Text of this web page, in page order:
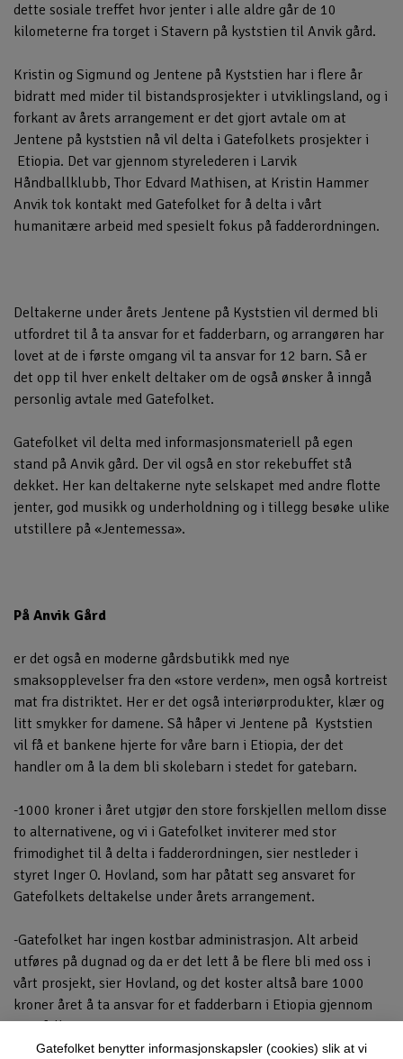
dette sosiale treffet hvor jenter i alle aldre går de 10
kilometerne fra torget i Stavern på kyststien til Anvik gård.
Kristin og Sigmund og Jentene på Kyststien har i flere år
bidratt med mider til bistandsprosjekter i utviklingsland, og i
forkant av årets arrangement er det gjort avtale om at
Jentene på kyststien nå vil delta i Gatefolkets prosjekter i
Etiopia. Det var gjennom styrelederen i Larvik
Håndballklubb, Thor Edvard Mathisen, at Kristin Hammer
Anvik tok kontakt med Gatefolket for å delta i vårt
humanitære arbeid med spesielt fokus på fadderordningen.
Deltakerne under årets Jentene på Kyststien vil dermed bli
utfordret til å ta ansvar for et fadderbarn, og arrangøren har
lovet at de i første omgang vil ta ansvar for 12 barn. Så er
det opp til hver enkelt deltaker om de også ønsker å inngå
personlig avtale med Gatefolket.
Gatefolket vil delta med informasjonsmateriell på egen
stand på Anvik gård. Der vil også en stor rekebuffet stå
dekket. Her kan deltakerne nyte selskapet med andre flotte
jenter, god musikk og underholdning og i tillegg besøke ulike
utstillere på «Jentemessa».
På Anvik Gård
er det også en moderne gårdsbutikk med nye
smaksopplevelser fra den «store verden», men også kortreist
mat fra distriktet. Her er det også interiørprodukter, klær og
litt smykker for damene. Så håper vi Jentene på Kyststien
vil få et bankene hjerte for våre barn i Etiopia, der det
handler om å la dem bli skolebarn i stedet for gatebarn.
-1000 kroner i året utgjør den store forskjellen mellom disse
to alternativene, og vi i Gatefolket inviterer med stor
frimodighet til å delta i fadderordningen, sier nestleder i
styret Inger O. Hovland, som har påtatt seg ansvaret for
Gatefolkets deltakelse under årets arrangement.
-Gatefolket har ingen kostbar administrasjon. Alt arbeid
utføres på dugnad og da er det lett å be flere bli med oss i
vårt prosjekt, sier Hovland, og det koster altså bare 1000
kroner året å ta ansvar for et fadderbarn i Etiopia gjennom
Gatefolket.no
Gatefolket benytter informasjonskapsler (cookies) slik at vi